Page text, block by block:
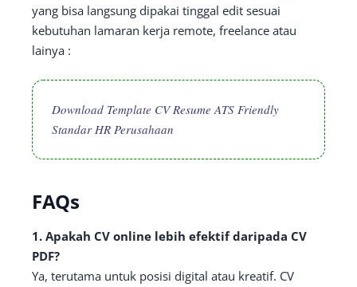
yang bisa langsung dipakai tinggal edit sesuai
kebutuhan lamaran kerja remote, freelance atau
lainya :
Download Template CV Resume ATS Friendly
Standar HR Perusahaan
FAQs
1. Apakah CV online lebih efektif daripada CV
PDF?
Ya, terutama untuk posisi digital atau kreatif. CV